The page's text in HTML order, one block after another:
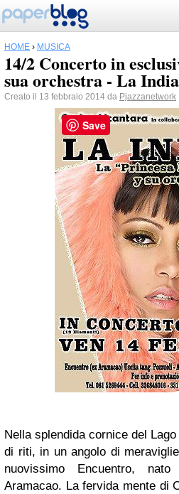
HOME › MUSICA
14/2 Concerto in
sua orchestra - La India
Creato il 13 febbraio 2014 da Pjazzanetwork
Nella splendida cornice del
di riti, in un angolo di
nuovissimo Encuentro,
Aramacao. La fervida mente di
Save